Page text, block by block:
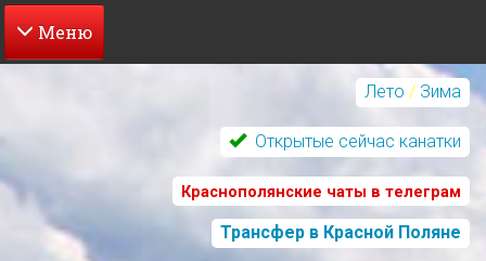
Перейти
содержанию
Лето / Зима
Открытые сейчас канатки
Краснополянские чаты в телеграм
Трансфер в Красной Поляне